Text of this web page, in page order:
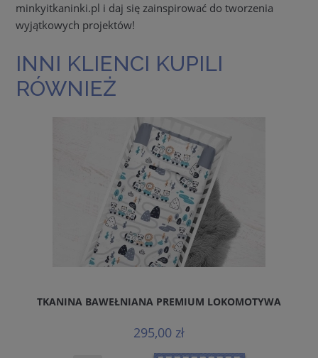
minkyitkaninki.pl i daj się zainspirować do tworzenia
wyjątkowych projektów!
INNI KLIENCI KUPILI
RÓWNIEŻ
TKANINA BAWEŁNIANA PREMIUM LOKOMOTYWA
295,00 zł